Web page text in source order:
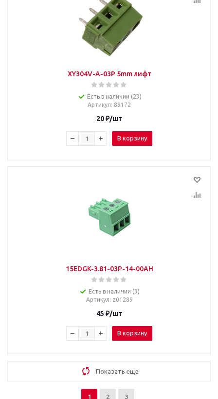
XY304V-A-03P 5mm лифт
Есть в наличии (23)
Артикул: 89172
20₽/шт
В корзину
15EDGK-3.81-03P-14-00AH
Есть в наличии (3)
Артикул: z01289
45 ₽/шт
В корзину
Показать еще
1 2 3